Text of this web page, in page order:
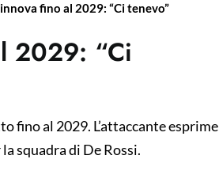
fino al 2029: “Ci tenevo”
2029: “Ci
fino al 2029. L’attaccante esprime
squadra di De Rossi.